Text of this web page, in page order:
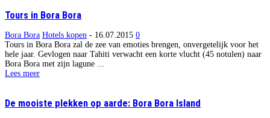
Tours in Bora Bora
Bora Bora Hotels kopen - 16.07.2015 0
Tours in Bora Bora zal de zee van emoties brengen, onvergetelijk voor het
hele jaar. Gevlogen naar Tahiti verwacht een korte vlucht (45 notulen) naar
Bora Bora met zijn lagune ...
Lees meer
De mooiste plekken op aarde: Bora Bora Island